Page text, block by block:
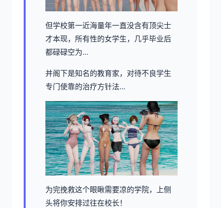
但学校第一近海量年一直没含有顶尖士
才本现，所有性的女学生，几乎毕业后
都碌碌空为...
并阁下是知名的教育家，对待不良学生
专门使靠的治疗方针法...
为完挽救这个眼瞅需要凉的学院，上侧
头将你安排过往在校长！